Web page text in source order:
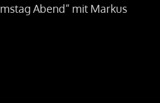
Abend“ mit Markus